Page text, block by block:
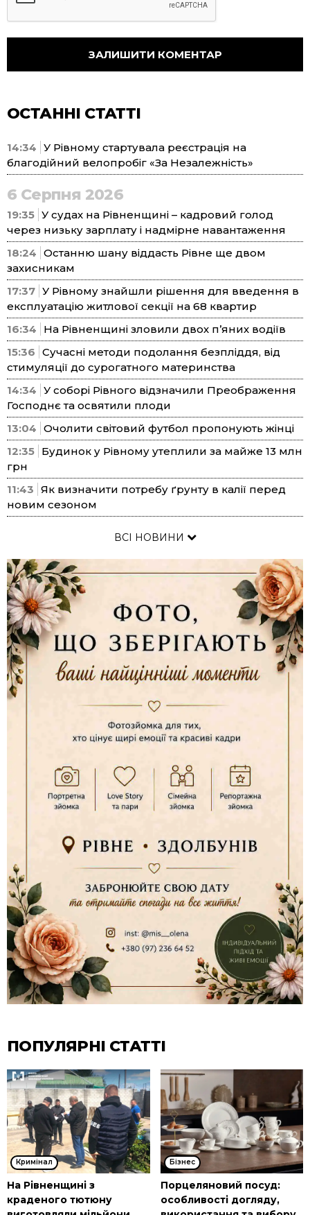
ОСТАННІ СТАТТІ
14:34 У Рівному стартувала реєстрація на
благодійний велопробіг «За Незалежність»
6 Серпня 2026
19:35 У судах на Рівненщині – кадровий голод
через низьку зарплату і надмірне навантаження
18:24 Останню шану віддасть Рівне ще двом
захисникам
17:37 У Рівному знайшли рішення для введення в
експлуатацію житлової секції на 68 квартир
16:34
На Рівненщині зловили двох п’яних водіїв
15:36 Сучасні методи подолання безпліддя, від
стимуляції до сурогатного материнства
14:34 У соборі Рівного відзначили Преображення
Господнє та освятили плоди
13:04 Очолити світовий футбол пропонують жінці
12:35 Будинок у Рівному утеплили за майже 13 млн
грн
11:43 Як визначити потребу ґрунту в калії перед
новим сезоном
ВСІ НОВИНИ
ПОПУЛЯРНІ СТАТТІ
Кримінал
На Рівненщині з
краденого тютюну
Бізнес
Порцеляновий посуд:
особливості догляду,